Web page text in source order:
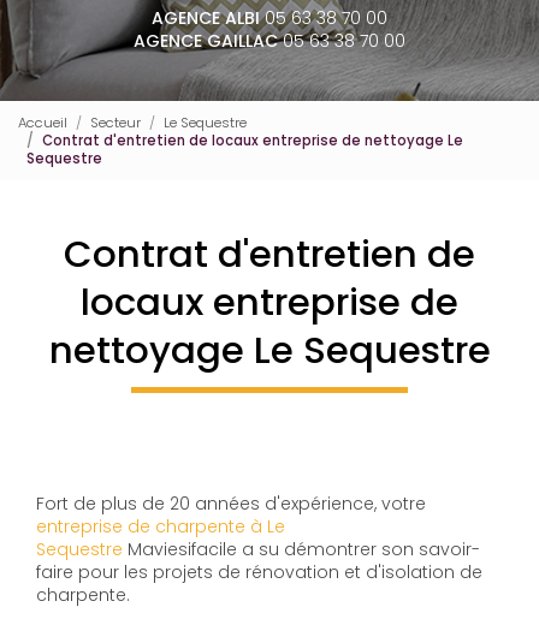
AGENCE ALBI05 63 38 70 00
AGENCE GAILLAC05 63 38 70 00
Accueil Secteur
Le Sequestre
Contrat d'entretien de locaux entreprise de nettoyage Le
Sequestre
Contrat d'entretien de
locaux entreprise de
nettoyage Le Sequestre
Fort de plus de 20 années d'expérience, votre
entreprise de charpente à Le
Sequestre Maviesifacile a su démontrer son savoir-
faire pour les projets de rénovation et d'isolation de
charpente.